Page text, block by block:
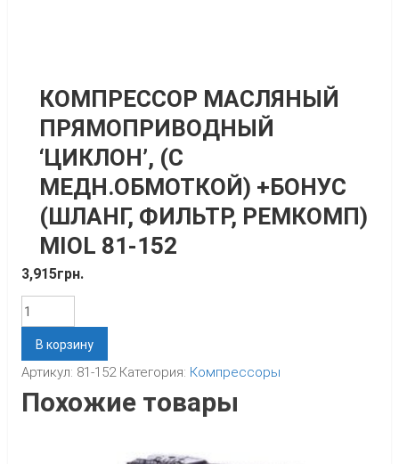
КОМПРЕССОР МАСЛЯНЫЙ
ПРЯМОПРИВОДНЫЙ
‘ЦИКЛОН’, (С
МЕДН.ОБМОТКОЙ) +БОНУС
(ШЛАНГ, ФИЛЬТР, РЕМКОМП)
MIOL 81-152
3,915грн.
Количество
В корзину
Артикул: 81-152 Категория: Компрессоры
Похожие товары